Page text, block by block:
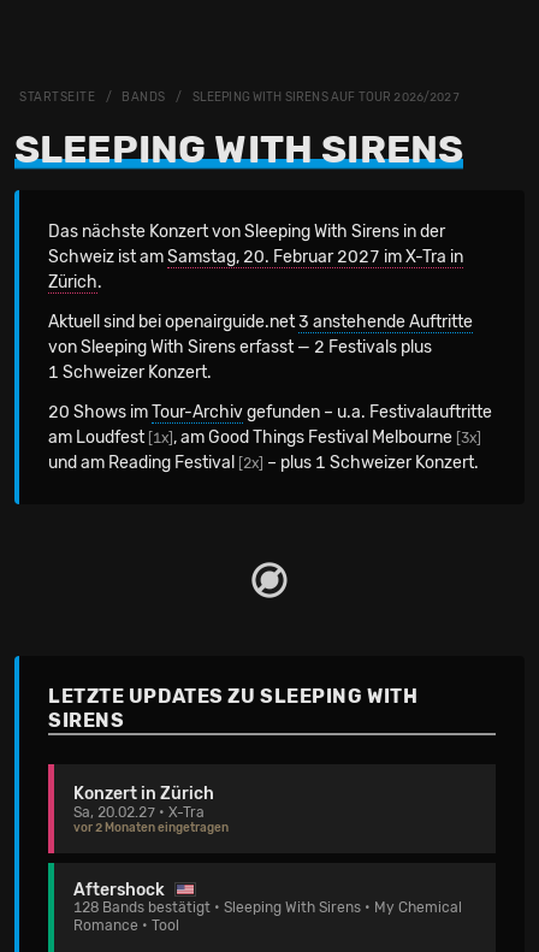
STARTSEITE BANDS SLEEPING WITH SIRENS AUF TOUR 2026/2027
SLEEPING WITH SIRENS
Das nächste Konzert von Sleeping With Sirens in der
Schweiz ist amSamstag, 20. Februar 2027 im X-Tra in
Zürich.
Aktuell sind bei openairguide.net3 anstehende Auftritte
von Sleeping With Sirens erfasst — 2 Festivals plus
1 Schweizer Konzert.
20 Shows imTour-Archivgefunden – u.a. Festivalauftritte
am Loudfest [1x] , am Good Things Festival Melbourne [3x]
und am Reading Festival [2x] – plus 1 Schweizer Konzert.
LETZTE UPDATES ZU SLEEPING WITH
SIRENS
Konzert in Zürich
Sa, 20.02.27 • X-Tra
vor 2 Monaten eingetragen
Aftershock
128 Bands bestätigt • Sleeping With Sirens • My Chemical
Romance • Tool